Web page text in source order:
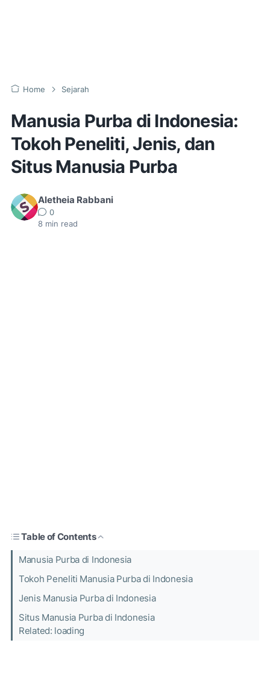
Home Sejarah
Manusia Purba di Indonesia:
Tokoh Peneliti, Jenis, dan
Situs Manusia Purba
Aletheia Rabbani
0
8 min read
Table of Contents
Manusia Purba di Indonesia
Tokoh Peneliti Manusia Purba di Indonesia
Jenis Manusia Purba di Indonesia
Situs Manusia Purba di Indonesia
Related: loading